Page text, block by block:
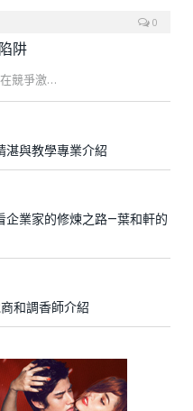
0
阱
競爭激…
湛與教學專業介紹
企業家的修煉之路—葉和軒的
和調香師介紹